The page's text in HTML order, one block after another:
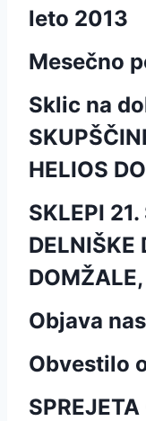
leto 2013
Mesečno
Sklic na
HELIOS
SKLEPI
DELNIŠKE
Objava
Obvestilo